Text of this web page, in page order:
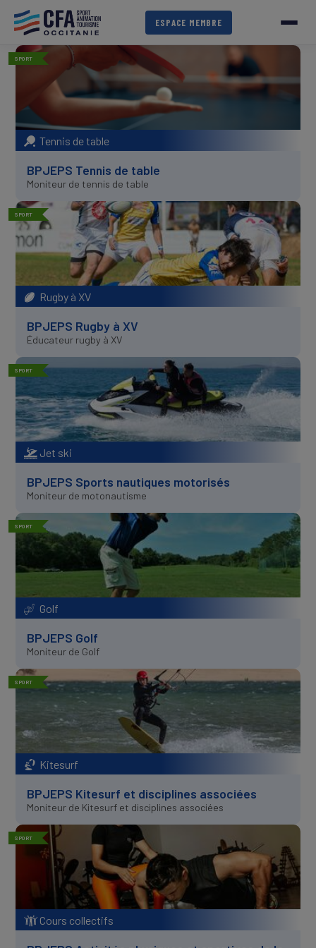
contenu
principal
ESPACE MEMBRE
SPORT
Tennis de table
BPJEPS Tennis de table
Moniteur de tennis de table
SPORT
Rugby à XV
BPJEPS Rugby à XV
Éducateur rugby à XV
SPORT
Jet ski
BPJEPS Sports nautiques motorisés
Moniteur de motonautisme
SPORT
Golf
BPJEPS Golf
Moniteur de Golf
SPORT
Kitesurf
BPJEPS Kitesurf et disciplines associées
Moniteur de Kitesurf et disciplines associées
SPORT
Cours collectifs